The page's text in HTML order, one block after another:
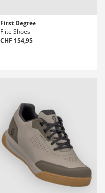
First Degree
Flite Shoes
CHF 154,95